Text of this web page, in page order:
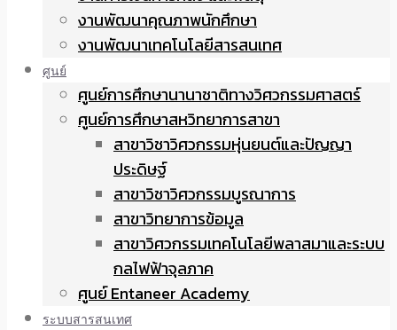
งานพัฒนาคุณภาพนักศึกษา
งานพัฒนาเทคโนโลยีสารสนเทศ
ศูนย์
ศูนย์การศึกษานานาชาติทางวิศวกรรมศาสตร์
ศูนย์การศึกษาสหวิทยาการสาขา
สาขาวิชาวิศวกรรมหุ่นยนต์และปัญญา
ประดิษฐ์
สาขาวิชาวิศวกรรมบูรณาการ
สาขาวิทยาการข้อมูล
สาขาวิศวกรรมเทคโนโลยีพลาสมาและระบบ
กลไฟฟ้าจุลภาค
ศูนย์ Entaneer Academy
ระบบสารสนเทศ